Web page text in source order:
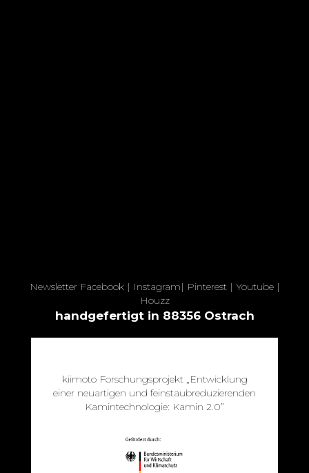
Newsletter Facebook| Instagram| Pinterest| Youtube|
Houzz
handgefertigt in 88356 Ostrach
kiimoto Forschungsprojekt „Entwicklung
einer neuartigen und feinstaubreduzierenden
Kamintechnologie: Kamin 2.0”